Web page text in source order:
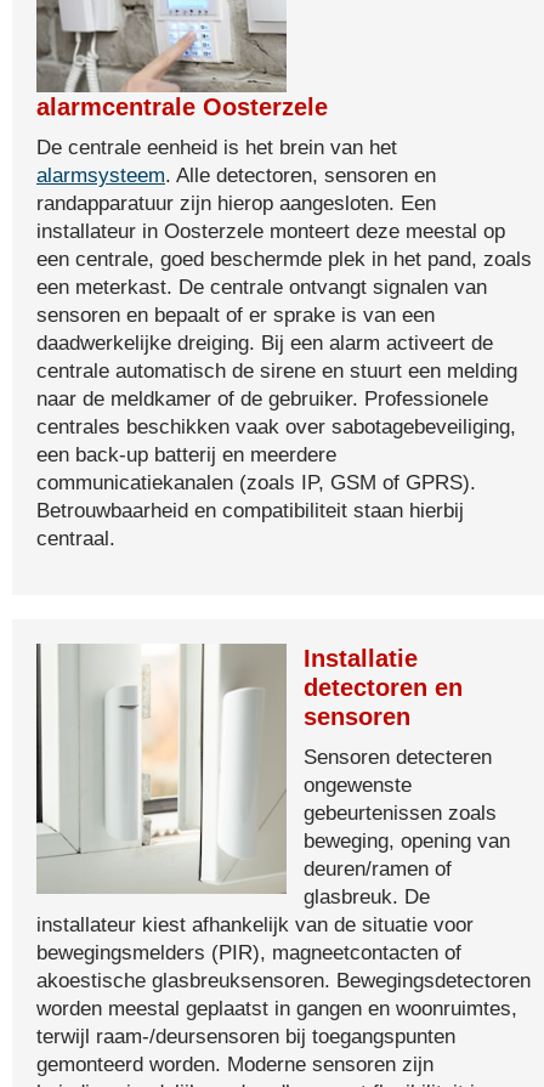
alarmcentrale Oosterzele
De centrale eenheid is het brein van het
alarmsysteem. Alle detectoren, sensoren en
randapparatuur zijn hierop aangesloten. Een
installateur in Oosterzele monteert deze meestal op
een centrale, goed beschermde plek in het pand, zoals
een meterkast. De centrale ontvangt signalen van
sensoren en bepaalt of er sprake is van een
daadwerkelijke dreiging. Bij een alarm activeert de
centrale automatisch de sirene en stuurt een melding
naar de meldkamer of de gebruiker. Professionele
centrales beschikken vaak over sabotagebeveiliging,
een back-up batterij en meerdere
communicatiekanalen (zoals IP, GSM of GPRS).
Betrouwbaarheid en compatibiliteit staan hierbij
centraal.
Installatie
detectoren en
sensoren
Sensoren detecteren
ongewenste
gebeurtenissen zoals
beweging, opening van
deuren/ramen of
glasbreuk. De
installateur kiest afhankelijk van de situatie voor
bewegingsmelders (PIR), magneetcontacten of
akoestische glasbreuksensoren. Bewegingsdetectoren
worden meestal geplaatst in gangen en woonruimtes,
terwijl raam-/deursensoren bij toegangspunten
gemonteerd worden. Moderne sensoren zijn